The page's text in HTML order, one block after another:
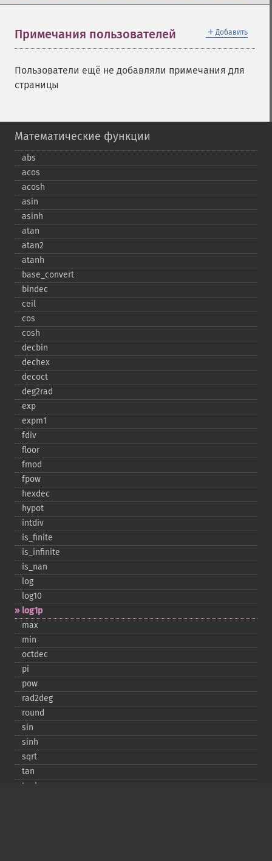
＋ Добавить
Примечания пользователей
Пользователи ещё не добавляли примечания для
страницы
Математические функции
abs
acos
acosh
asin
asinh
atan
atan2
atanh
base_​convert
bindec
ceil
cos
cosh
decbin
dechex
decoct
deg2rad
exp
expm1
fdiv
floor
fmod
fpow
hexdec
hypot
intdiv
is_​finite
is_​infinite
is_​nan
log
log10
log1p
max
min
octdec
pi
pow
rad2deg
round
sin
sinh
sqrt
tan
tanh